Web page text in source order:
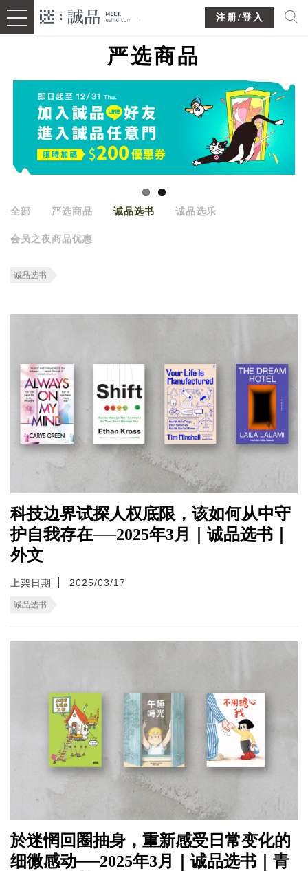
注册/登入
严选商品
全部 严选商品 诚品选书 诚品选乐
会员之夜商品优惠
诚品选书
科技边界试探人权底限，该如何从中守
护自我存在──2025年3月｜诚品选书｜
外文
上架日期 2025/03/17
诚品选书
於迷惘回圈抽身，重新感受日常变化的
细微感动──2025年3月｜诚品选书｜青